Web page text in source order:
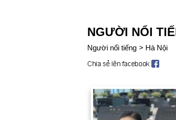
NGƯỜI NỔI
Người nổi tiếng > Hà Nội